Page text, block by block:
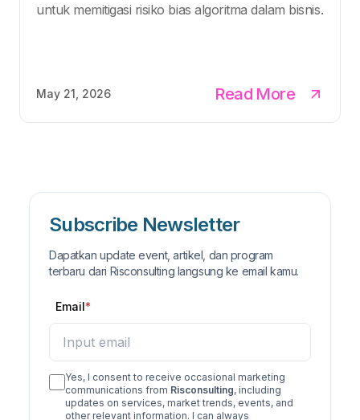
untuk memitigasi risiko bias algoritma dalam bisnis.
May 21, 2026 Read More
Subscribe Newsletter
Dapatkan update event, artikel, dan program
terbaru dari Risconsulting langsung ke email kamu.
Email
Yes, I consent to receive occasional marketing
communications from Risconsulting, including
updates on services, market trends, events, and
other relevant information. I can always